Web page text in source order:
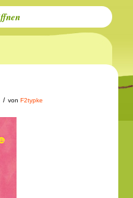
/ von F2typke